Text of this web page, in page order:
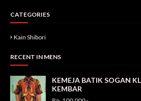
CATEGORIES
Kain Shibori
RECENT IN MENS
KEMEJA BATIK SOGAN
KEMBAR